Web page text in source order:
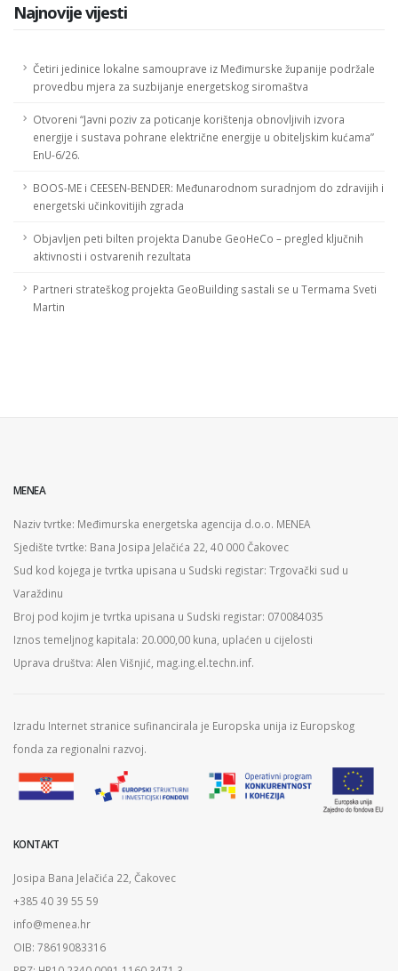
Najnovije vijesti
Četiri jedinice lokalne samouprave iz Međimurske županije podržale
provedbu mjera za suzbijanje energetskog siromaštva
Otvoreni “Javni poziv za poticanje korištenja obnovljivih izvora
energije i sustava pohrane električne energije u obiteljskim kućama”
EnU-6/26.
BOOS-ME i CEESEN-BENDER: Međunarodnom suradnjom do zdravijih i
energetski učinkovitijih zgrada
Objavljen peti bilten projekta Danube GeoHeCo – pregled ključnih
aktivnosti i ostvarenih rezultata
Partneri strateškog projekta GeoBuilding sastali se u Termama Sveti
Martin
MENEA
Naziv tvrtke: Međimurska energetska agencija d.o.o. MENEA
Sjedište tvrtke: Bana Josipa Jelačića 22, 40 000 Čakovec
Sud kod kojega je tvrtka upisana u Sudski registar: Trgovački sud u
Varaždinu
Broj pod kojim je tvrtka upisana u Sudski registar: 070084035
Iznos temeljnog kapitala: 20.000,00 kuna, uplaćen u cijelosti
Uprava društva: Alen Višnjić, mag.ing.el.techn.inf.
Izradu Internet stranice sufinancirala je Europska unija iz Europskog
fonda za regionalni razvoj.
KONTAKT
Josipa Bana Jelačića 22, Čakovec
+385 40 39 55 59
info@menea.hr
OIB: 78619083316